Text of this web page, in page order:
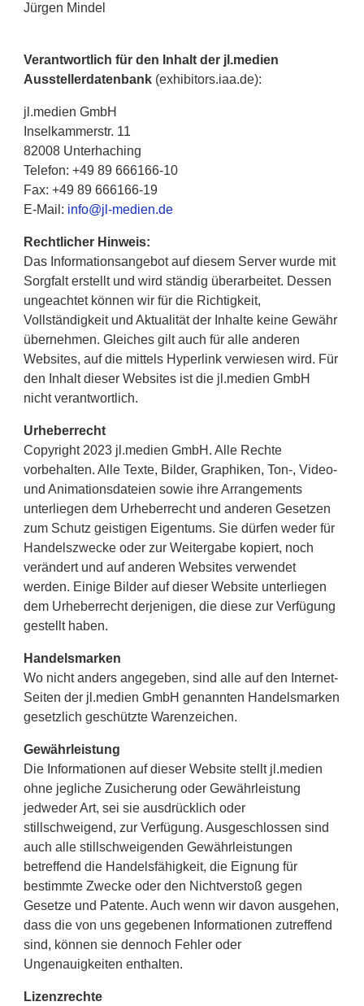
Jürgen Mindel
Verantwortlich für den Inhalt der jl.medien
Ausstellerdatenbank (exhibitors.iaa.de):
jl.medien GmbH
Inselkammerstr. 11
82008 Unterhaching
Telefon: +49 89 666166-10
Fax: +49 89 666166-19
E-Mail: info@jl-medien.de
Rechtlicher Hinweis:
Das Informationsangebot auf diesem Server wurde mit
Sorgfalt erstellt und wird ständig überarbeitet. Dessen
ungeachtet können wir für die Richtigkeit,
Vollständigkeit und Aktualität der Inhalte keine Gewähr
übernehmen. Gleiches gilt auch für alle anderen
Websites, auf die mittels Hyperlink verwiesen wird. Für
den Inhalt dieser Websites ist die jl.medien GmbH
nicht verantwortlich.
Urheberrecht
Copyright 2023 jl.medien GmbH. Alle Rechte
vorbehalten. Alle Texte, Bilder, Graphiken, Ton-, Video-
und Animationsdateien sowie ihre Arrangements
unterliegen dem Urheberrecht und anderen Gesetzen
zum Schutz geistigen Eigentums. Sie dürfen weder für
Handelszwecke oder zur Weitergabe kopiert, noch
verändert und auf anderen Websites verwendet
werden. Einige Bilder auf dieser Website unterliegen
dem Urheberrecht derjenigen, die diese zur Verfügung
gestellt haben.
Handelsmarken
Wo nicht anders angegeben, sind alle auf den Internet-
Seiten der jl.medien GmbH genannten Handelsmarken
gesetzlich geschützte Warenzeichen.
Gewährleistung
Die Informationen auf dieser Website stellt jl.medien
ohne jegliche Zusicherung oder Gewährleistung
jedweder Art, sei sie ausdrücklich oder
stillschweigend, zur Verfügung. Ausgeschlossen sind
auch alle stillschweigenden Gewährleistungen
betreffend die Handelsfähigkeit, die Eignung für
bestimmte Zwecke oder den Nichtverstoß gegen
Gesetze und Patente. Auch wenn wir davon ausgehen,
dass die von uns gegebenen Informationen zutreffend
sind, können sie dennoch Fehler oder
Ungenauigkeiten enthalten.
Lizenzrechte